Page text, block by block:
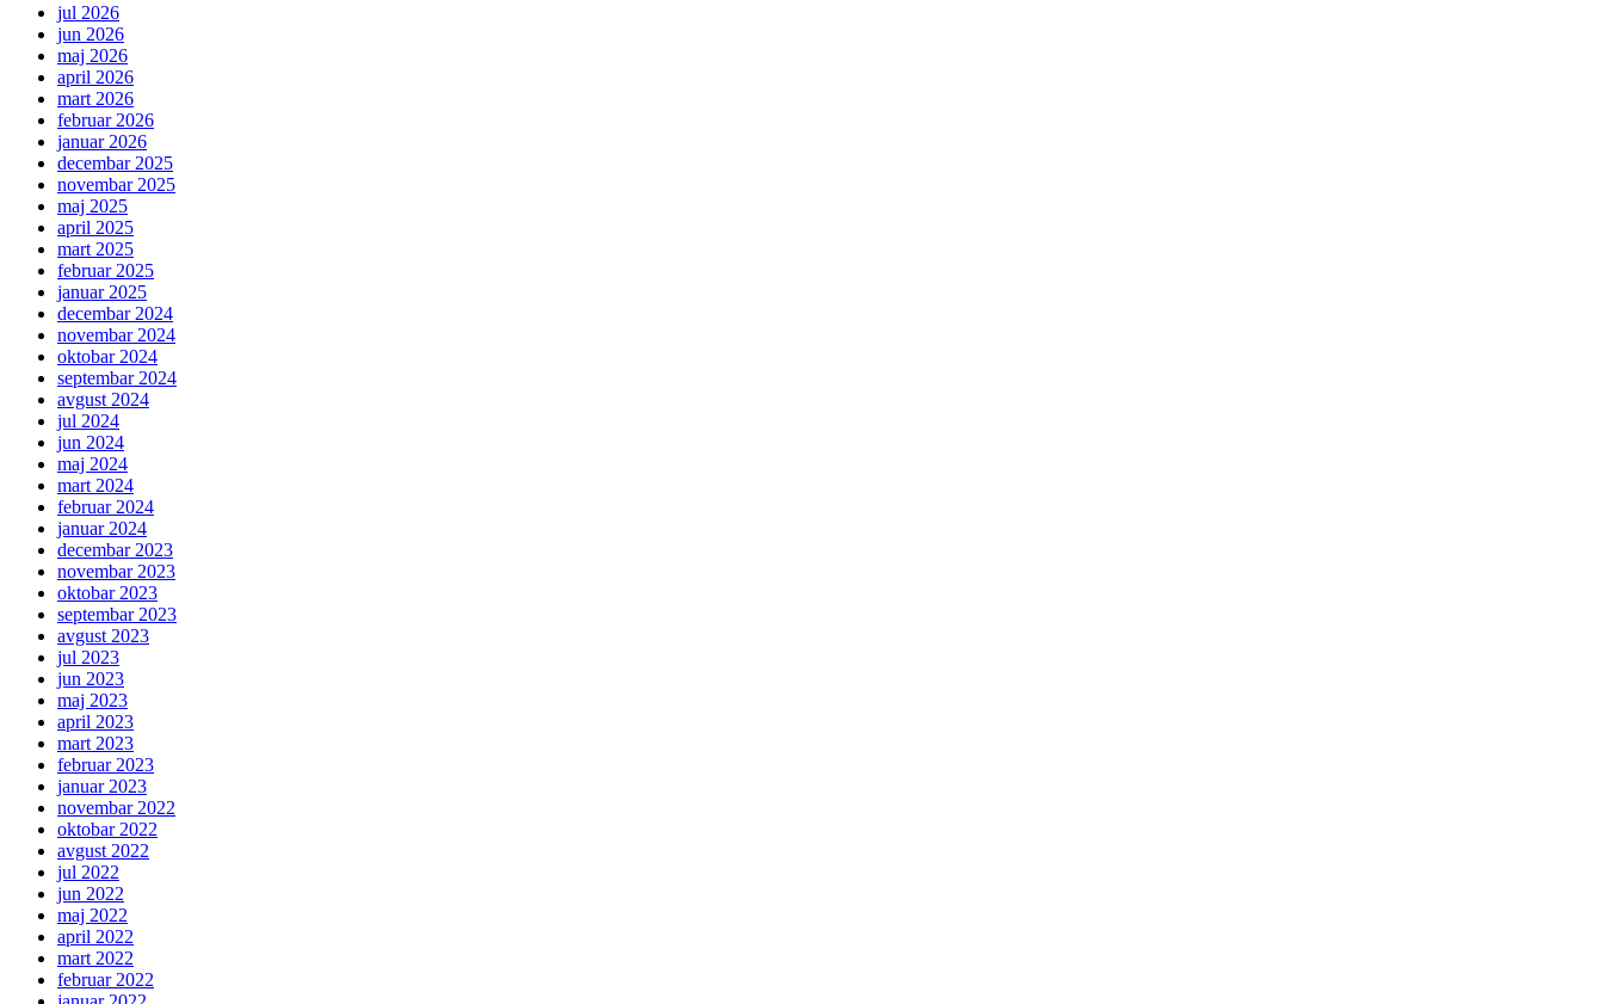
jul 2026
jun 2026
maj 2026
april 2026
mart 2026
februar 2026
januar 2026
decembar 2025
novembar 2025
maj 2025
april 2025
mart 2025
februar 2025
januar 2025
decembar 2024
novembar 2024
oktobar 2024
septembar 2024
avgust 2024
jul 2024
jun 2024
maj 2024
mart 2024
februar 2024
januar 2024
decembar 2023
novembar 2023
oktobar 2023
septembar 2023
avgust 2023
jul 2023
jun 2023
maj 2023
april 2023
mart 2023
februar 2023
januar 2023
novembar 2022
oktobar 2022
avgust 2022
jul 2022
jun 2022
maj 2022
april 2022
mart 2022
februar 2022